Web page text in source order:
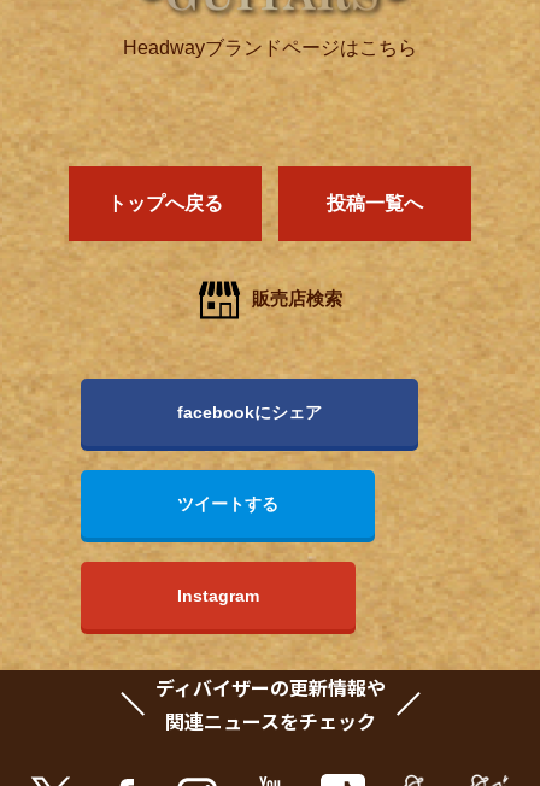
Headwayブランドページはこちら
トップへ戻る 投稿一覧へ
販売店検索
facebookにシェア
ツイートする
Instagram
ディバイザーの更新情報や
関連ニュースをチェック